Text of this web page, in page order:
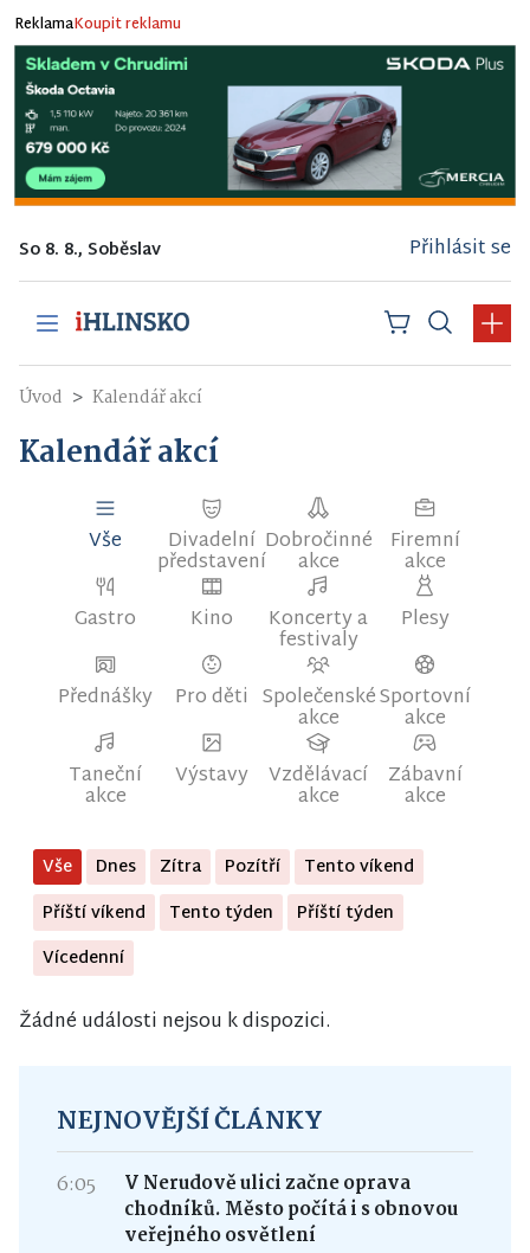
ReklamaKoupit reklamu
So 8. 8., Soběslav Přihlásit se
Úvod Kalendář akcí
Kalendář akcí
Vše Divadelní
představení
Dobročinné
akce
Firemní
akce
Gastro
Kino Koncerty a
festivaly
Plesy
Přednášky Pro děti Společenské
akce
Sportovní
akce
Taneční
akce
Výstavy Vzdělávací
akce
Zábavní
akce
Vše Dnes Zítra Pozítří
Tento víkend
Příští víkend
Tento týden
Příští týden
Vícedenní
Žádné události nejsou k dispozici.
NEJNOVĚJŠÍ ČLÁNKY
6:05
V Nerudově ulici začne oprava
chodníků. Město počítá i s obnovou
veřejného osvětlení